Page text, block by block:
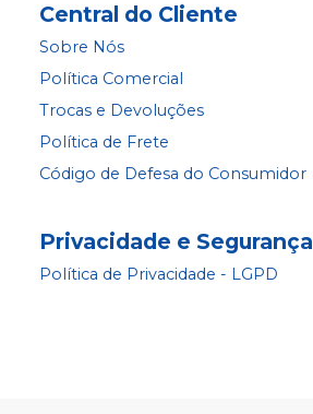
Central do Cliente
Sobre Nós
Política Comercial
Trocas e Devoluções
Política de Frete
Código de Defesa do Consumidor
Privacidade e Segurança
Política de Privacidade - LGPD